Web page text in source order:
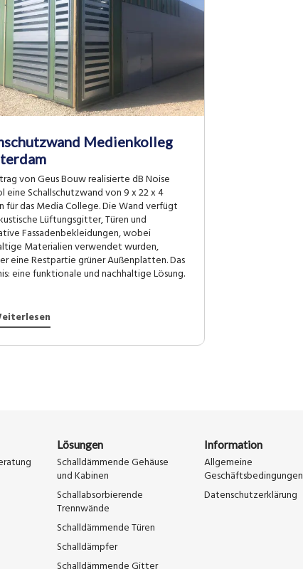
Medienkolleg
von Geus Bouw realisierte dB Noise
eine Schallschutzwand von 9 x 22 x 4
für das Media College. Die Wand verfügt
Lüftungsgitter, Türen und
Fassadenbekleidungen, wobei
Materialien verwendet wurden,
eine Restpartie grüner Außenplatten. Das
eine funktionale und nachhaltige Lösung.
Lösungen
Schalldämmende Gehäuse
und Kabinen
Schallabsorbierende
Trennwände
Schalldämmende Türen
Schalldämpfer
Information
Allgemeine
Geschäftsbedingungen
Datenschutzerklärung